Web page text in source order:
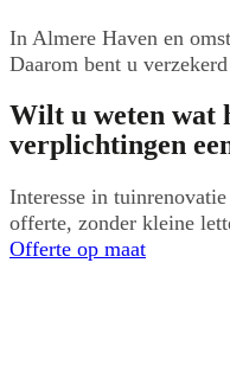
In Almere Haven en
Daarom bent u
Wilt u weten wat
verplichtingen
Interesse in
offerte, zonder kleine
Offerte op maat